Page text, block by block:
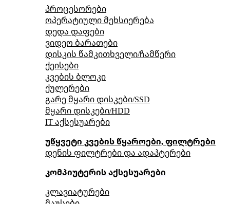
პროცესორები
ოპერატიული მეხსიერება
დედა დაფები
ვიდეო ბარათები
დისკის წამკითხველი/ჩამწერი
ქეისები
კვების ბლოკი
ქულერები
გარე მყარი დისკები/SSD
მყარი დისკები/HDD
IT აქსესუარები
უწყვეტი კვების წყაროები, ფილტრები
დენის ფილტრები და ადაპტერები
კომპიუტერის აქსესუარები
კლავიატურები